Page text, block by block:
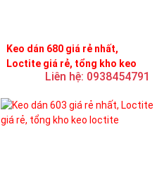
Keo dán 680 giá rẻ nhất,
Loctite giá rẻ, tổng kho keo
Liên hệ: 0938454791